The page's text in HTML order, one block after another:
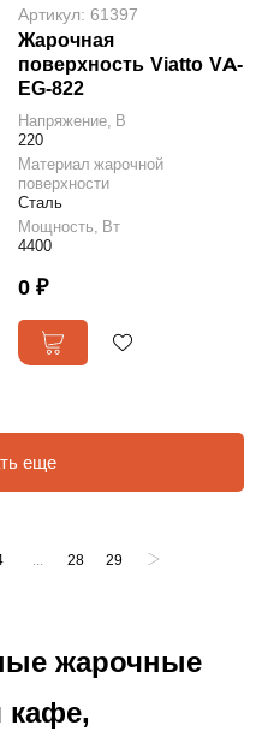
Артикул: 61397
Жарочная
поверхность Viatto VA-
EG-822
Напряжение, В
220
Материал жарочной
поверхности
Сталь
Мощность, Вт
4400
0 ₽
еще
28 29
жарочные
кафе,